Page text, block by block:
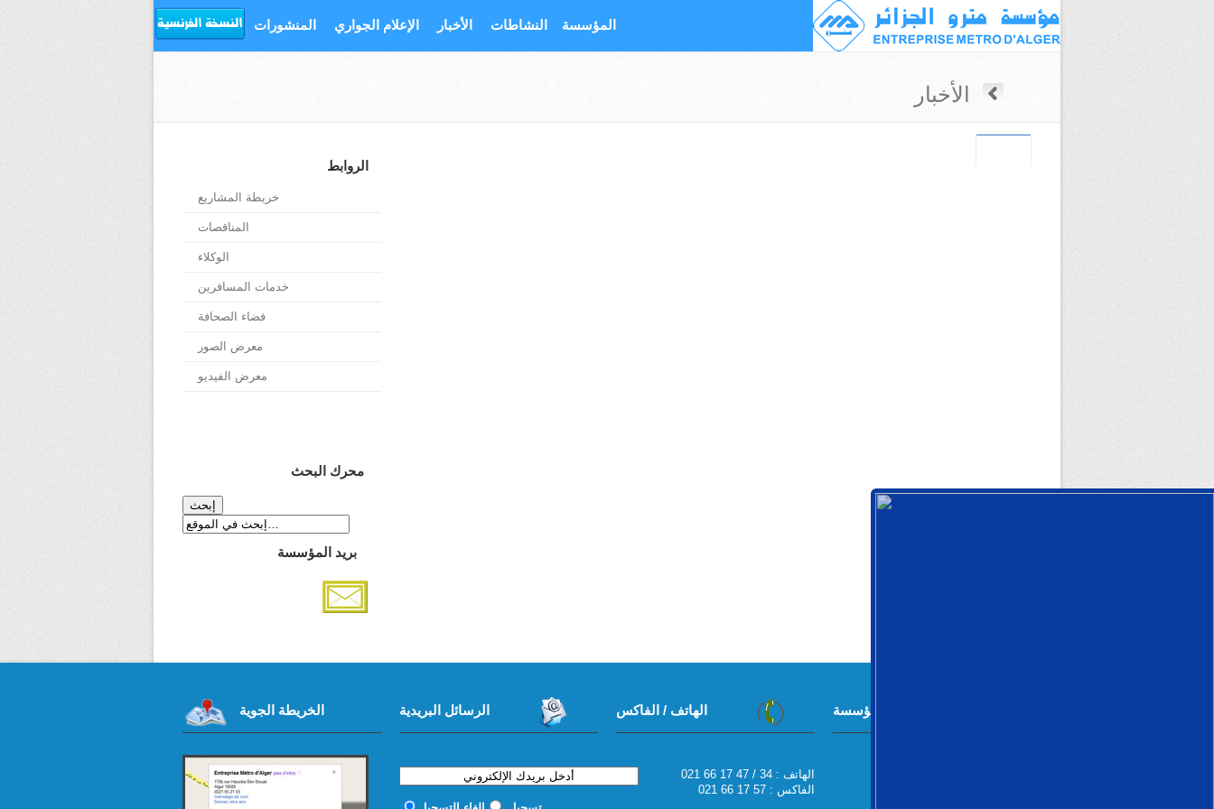
المنشورات الإعلام الجواري الأخبار النشاطات المؤسسة
الأخبار
الروابط
خريطة المشاريع
المناقصات
الوكلاء
خدمات المسافرين
فضاء الصحافة
معرض الصور
معرض الفيديو
محرك البحث
بريد المؤسسة
معلومات المؤسسة الهاتف / الفاكس
021 66 17 47 / 34 : الهاتف
الفاكس : 57 17 66 021
الرسائل البريدية الخريطة الجوية